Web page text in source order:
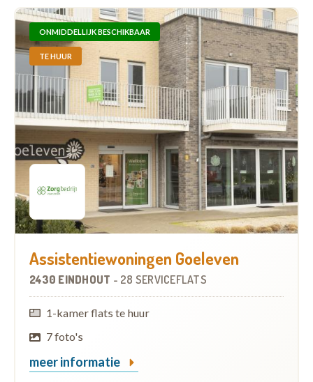
ONMIDDELLIJK BESCHIKBAAR
TE HUUR
Assistentiewoningen Goeleven
2430 EINDHOUT - 28 SERVICEFLATS
1-kamer flats te huur
7 foto's
meer informatie